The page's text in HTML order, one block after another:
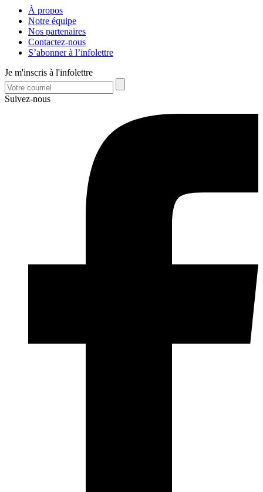
À propos
Notre équipe
Nos partenaires
Contactez-nous
S’abonner à l’infolettre
Je m'inscris à l'infolettre
Suivez-nous